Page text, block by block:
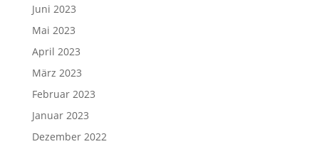
Juni 2023
Mai 2023
April 2023
März 2023
Februar 2023
Januar 2023
Dezember 2022